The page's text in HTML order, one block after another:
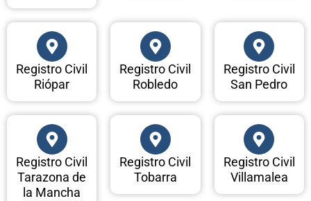
Registro Civil
Riópar
Registro Civil
Robledo
Registro Civil
San Pedro
Registro Civil
Tarazona de
la Mancha
Registro Civil
Tobarra
Registro Civil
Villamalea